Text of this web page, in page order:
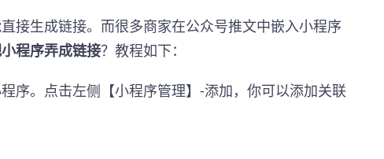
接生成链接。而很多商家在公众号推文中嵌入小程序
程序弄成链接？教程如下：
序。点击左侧【小程序管理】-添加，你可以添加关联